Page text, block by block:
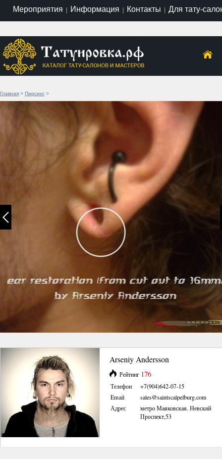
Мероприятия | Информация | Контакты | Для тату-
Главная > Пирсинг >
Arseniy Andersson
Рейтинг 176
Телефон
+7(904)642-07-15
Email
sales@saintscalpelburg.com
Адрес
метро Маяковская. Невский
Проспект,53